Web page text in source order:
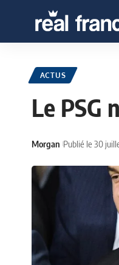
ACTUS
Le PSG
Morgan Publié le 30